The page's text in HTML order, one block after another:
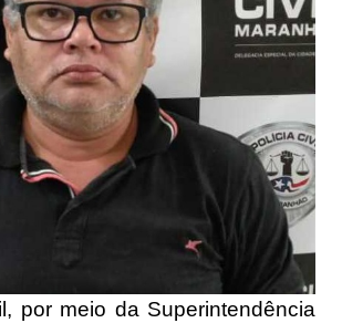
por meio da Superintendência